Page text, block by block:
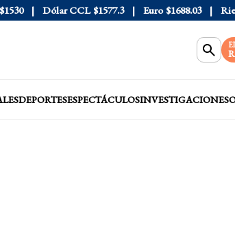
Dólar CCL $1577.3 Euro $1688.03
DEPORTESESPECTÁCULOSINVESTIGACIONES